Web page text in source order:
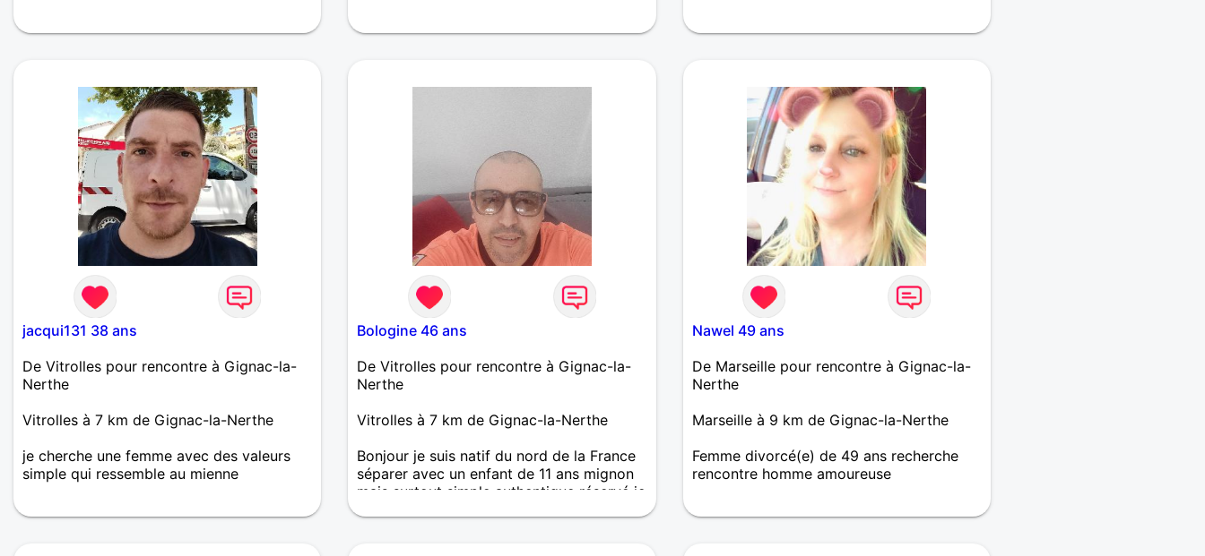
vous êtes sympa, et que mon profil vous
jacqui131 38 ans
De Vitrolles pour rencontre à Gignac-la-
Nerthe
Vitrolles à 7 km de Gignac-la-Nerthe
je cherche une femme avec des valeurs
simple qui ressemble au mienne
Bologine 46 ans
De Vitrolles pour rencontre à Gignac-la-
Nerthe
Vitrolles à 7 km de Gignac-la-Nerthe
Bonjour je suis natif du nord de la France
séparer avec un enfant de 11 ans mignon
mais surtout simple authentique réservé je
Nawel 49 ans
De Marseille pour rencontre à Gignac-la-
Nerthe
Marseille à 9 km de Gignac-la-Nerthe
Femme divorcé(e) de 49 ans recherche
rencontre homme amoureuse